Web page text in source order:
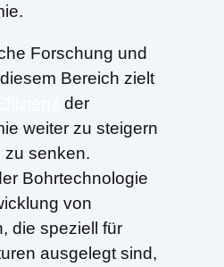
Forschung und
Bereich zielt
der
weiter zu steigern
zu senken.
Bohrtechnologie
von
die speziell für
ausgelegt sind,